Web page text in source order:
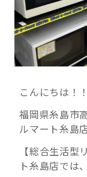
こんにちは！
福岡県糸島市
ルマート糸島
【総合生活
ト糸島店では、